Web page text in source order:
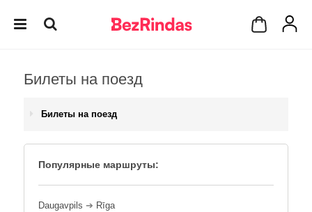
Билеты на поезд
Билеты на поезд
Популярные маршруты:
Daugavpils ➔ Rīga